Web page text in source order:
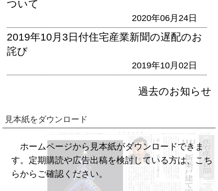
ついて
2020年06月24日
2019年10月3日付住宅産業新聞の遅配のお
詫び
2019年10月02日
過去のお知らせ
見本紙をダウンロード
ホームページから見本紙がダウンロードできま
す。定期購読や広告出稿を検討している方は、こち
らからご確認ください。